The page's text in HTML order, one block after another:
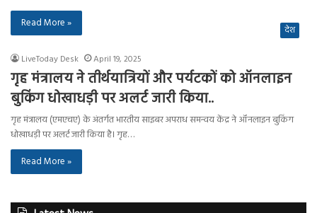
Read More »
देश
LiveToday Desk April 19, 2025
गृह मंत्रालय ने तीर्थयात्रियों और पर्यटकों को ऑनलाइन
बुकिंग धोखाधड़ी पर अलर्ट जारी किया..
गृह मंत्रालय (एमएचए) के अंतर्गत भारतीय साइबर अपराध समन्वय केंद्र ने ऑनलाइन बुकिंग
धोखाधड़ी पर अलर्ट जारी किया है। गृह…
Read More »